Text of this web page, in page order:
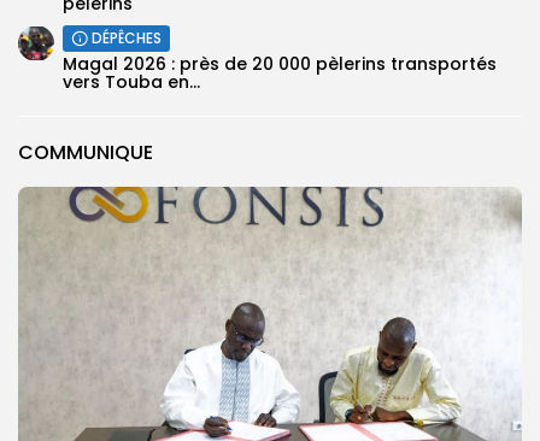
COMMUNIQUE
DÉPÊCHES
Magal 2026 : près de 20 000 pèlerins transportés
vers Touba en...